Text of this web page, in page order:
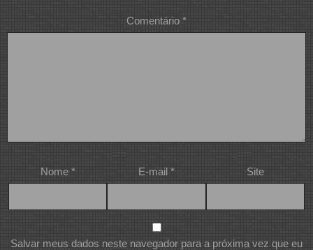
Comentário *
Nome * E-mail * Site
Salvar meus dados neste navegador para a próxima vez que eu